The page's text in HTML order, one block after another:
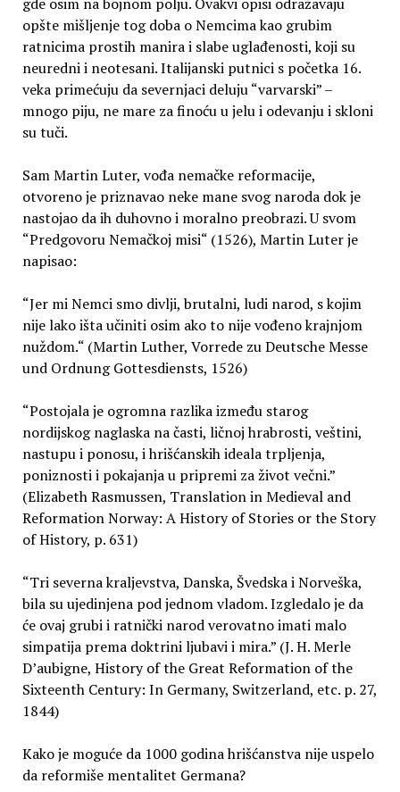
opšte mišljenje tog doba o Nemcima kao grubim
ratnicima prostih manira i slabe uglađenosti, koji su
neuredni i neotesani. Italijanski putnici s početka 16.
veka primećuju da severnjaci deluju “varvarski” –
mnogo piju, ne mare za finoću u jelu i odevanju i skloni
su tuči.
Sam Martin Luter, vođa nemačke reformacije,
otvoreno je priznavao neke mane svog naroda dok je
nastojao da ih duhovno i moralno preobrazi. U svom
“Predgovoru Nemačkoj misi“ (1526), Martin Luter je
napisao:
“Jer mi Nemci smo divlji, brutalni, ludi narod, s kojim
nije lako išta učiniti osim ako to nije vođeno krajnjom
nuždom.“ (Martin Luther, Vorrede zu Deutsche Messe
und Ordnung Gottesdiensts, 1526)
“Postojala je ogromna razlika između starog
nordijskog naglaska na časti, ličnoj hrabrosti, veštini,
nastupu i ponosu, i hrišćanskih ideala trpljenja,
poniznosti i pokajanja u pripremi za život večni.”
(Elizabeth Rasmussen, Translation in Medieval and
Reformation Norway: A History of Stories or the Story
of History, p. 631)
“Tri severna kraljevstva, Danska, Švedska i Norveška,
bila su ujedinjena pod jednom vladom. Izgledalo je da
će ovaj grubi i ratnički narod verovatno imati malo
simpatija prema doktrini ljubavi i mira.” (J. H. Merle
D’aubigne, History of the Great Reformation of the
Sixteenth Century: In Germany, Switzerland, etc. p. 27,
1844)
Kako je moguće da 1000 godina hrišćanstva nije uspelo
da reformiše mentalitet Germana?